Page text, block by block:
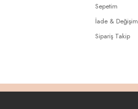
Sepetim
İade & Değişim
Sipariş Takip